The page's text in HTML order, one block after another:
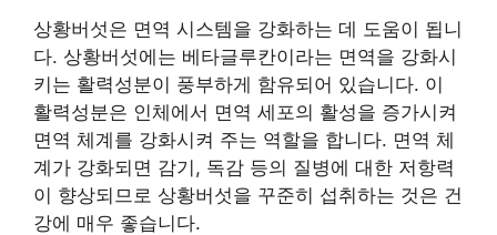
상황버섯은 면역 시스템을 강화하는 데 도움이 됩니
다. 상황버섯에는 베타글루칸이라는 면역을 강화시
키는 활력성분이 풍부하게 함유되어 있습니다. 이
활력성분은 인체에서 면역 세포의 활성을 증가시켜
면역 체계를 강화시켜 주는 역할을 합니다. 면역 체
계가 강화되면 감기, 독감 등의 질병에 대한 저항력
이 향상되므로 상황버섯을 꾸준히 섭취하는 것은 건
강에 매우 좋습니다.